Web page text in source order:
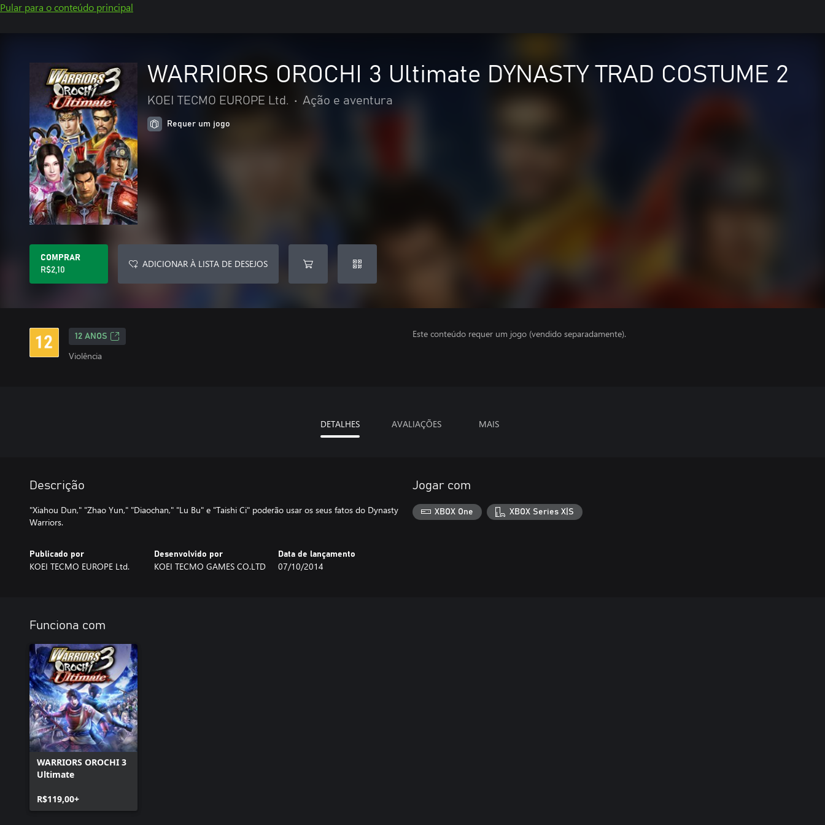
Pular para o conteúdo principal
WARRIORS OROCHI 3 Ultimate DYNASTY TRAD COSTUME 2
KOEI TECMO EUROPE Ltd. • Ação e aventura
Requer um jogo
COMPRAR
R$2,10
ADICIONAR À LISTA DE DESEJOS
12 ANOS
Violência
Este conteúdo requer um jogo (vendido separadamente).
DETALHES AVALIAÇÕES MAIS
Descrição
"Xiahou Dun," "Zhao Yun," "Diaochan," "Lu Bu" e "Taishi Ci" poderão usar os seus fatos do Dynasty
Warriors.
Publicado por
KOEI TECMO EUROPE Ltd.
Desenvolvido por
KOEI TECMO GAMES CO.LTD
Data de lançamento
07/10/2014
Jogar com
XBOX One XBOX Series X|S
Funciona com
WARRIORS OROCHI 3
Ultimate
R$119,00+